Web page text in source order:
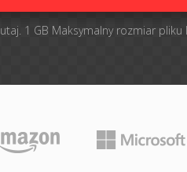
1 GB Maksymalny rozmiar pliku